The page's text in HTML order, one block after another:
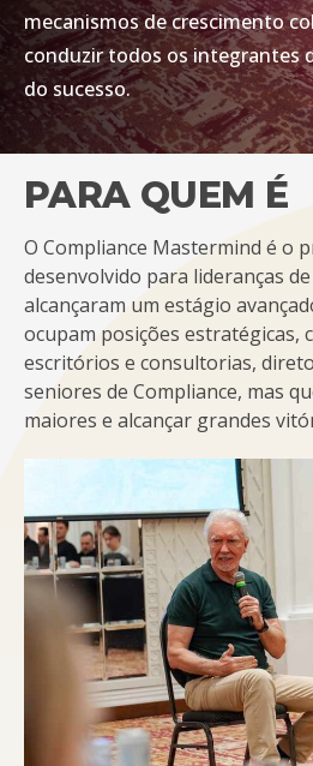
mecanismos de crescimento
conduzir todos os integrantes
do sucesso.
PARA QUEM É
O Compliance Mastermind é o
desenvolvido para lideranças
alcançaram um estágio
ocupam posições estratégicas,
escritórios e consultorias,
seniores de Compliance, mas
maiores e alcançar grandes